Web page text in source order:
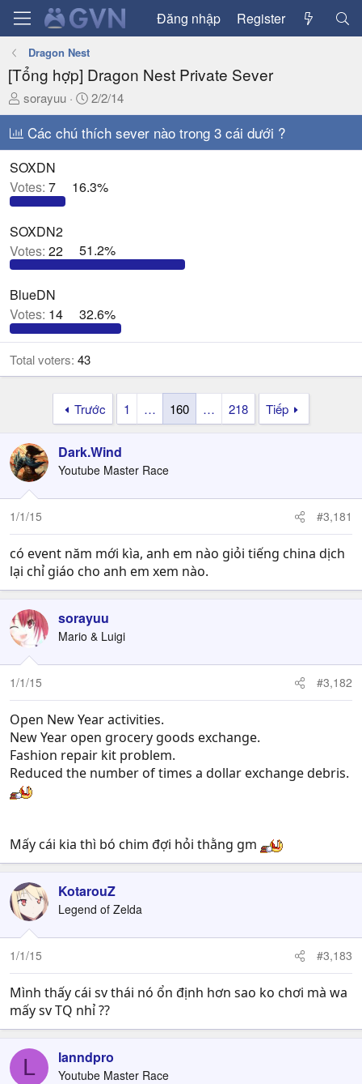
Đăng nhập Register
Dragon Nest
[Tổng hợp] Dragon Nest Private Sever
T
h
e
a
d
s
a
r
t
r
sorayuu
N
g
à
y
ử
2/2/14
Các chú thích sever nào trong 3 cái dưới ?
SOXDN
Votes: 7 16.3%
SOXDN2
Votes: 22 51.2%
BlueDN
Votes: 14 32.6%
Total voters 43
Trước 1 … 160 … 218 Tiếp
Dark.Wind
Youtube Master Race
1/1/15 #3,181
có event năm mới kìa, anh em nào giỏi tiếng china dịch
lại chỉ giáo cho anh em xem nào.
sorayuu
Mario & Luigi
1/1/15 #3,182
Open New Year activities.
New Year open grocery goods exchange.
Fashion repair kit problem.
Reduced the number of times a dollar exchange debris.
Mấy cái kia thì bó chim đợi hỏi thằng gm
KotarouZ
Legend of Zelda
1/1/15 #3,183
Mình thấy cái sv thái nó ổn định hơn sao ko chơi mà wa
mấy sv TQ nhỉ ??
L lanndpro
Youtube Master Race